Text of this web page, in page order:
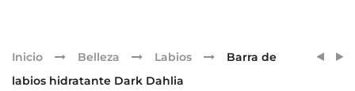
Inicio Belleza Labios
Barra de
labios hidratante Dark Dahlia